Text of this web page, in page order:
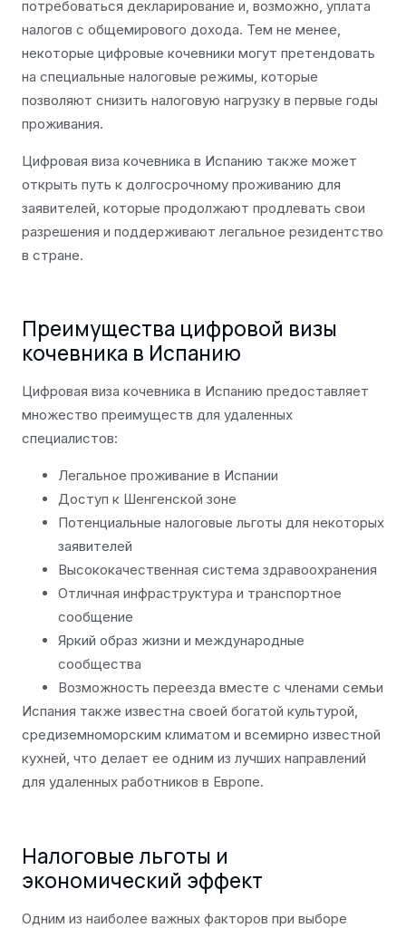
потребоваться декларирование и, возможно, уплата
налогов с общемирового дохода. Тем не менее,
некоторые цифровые кочевники могут претендовать
на специальные налоговые режимы, которые
позволяют снизить налоговую нагрузку в первые годы
проживания.
Цифровая виза кочевника в Испанию также может
открыть путь к долгосрочному проживанию для
заявителей, которые продолжают продлевать свои
разрешения и поддерживают легальное резидентство
в стране.
Преимущества цифровой визы
кочевника в Испанию
Цифровая виза кочевника в Испанию предоставляет
множество преимуществ для удаленных
специалистов:
Легальное проживание в Испании
Доступ к Шенгенской зоне
Потенциальные налоговые льготы для некоторых
заявителей
Высококачественная система здравоохранения
Отличная инфраструктура и транспортное
сообщение
Яркий образ жизни и международные
сообщества
Возможность переезда вместе с членами семьи
Испания также известна своей богатой культурой,
средиземноморским климатом и всемирно известной
кухней, что делает ее одним из лучших направлений
для удаленных работников в Европе.
Налоговые льготы и
экономический эффект
Одним из наиболее важных факторов при выборе